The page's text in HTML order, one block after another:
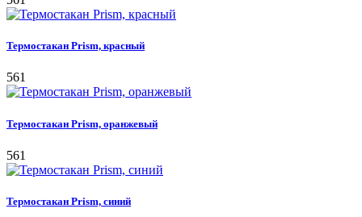
Термостакан Prism, красный
561
Термостакан Prism, оранжевый
561
Термостакан Prism, синий